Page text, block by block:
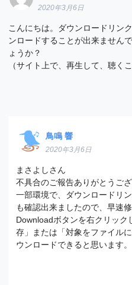
2020年3月6日
こんにちは。ダウンロードリン
ンロードすることが出来ません
ょうか？
（サイト上で、再生して、聴く
鳥鳴 響
2020年3月6日
まさよしさん
不具合のご報告ありがとうござ
一部環境で、ダウンロードリ
も確認出来ましたので、早速
Downloadボタンを右クリック
存」または「対象をファイル
ウンロードできると思います。